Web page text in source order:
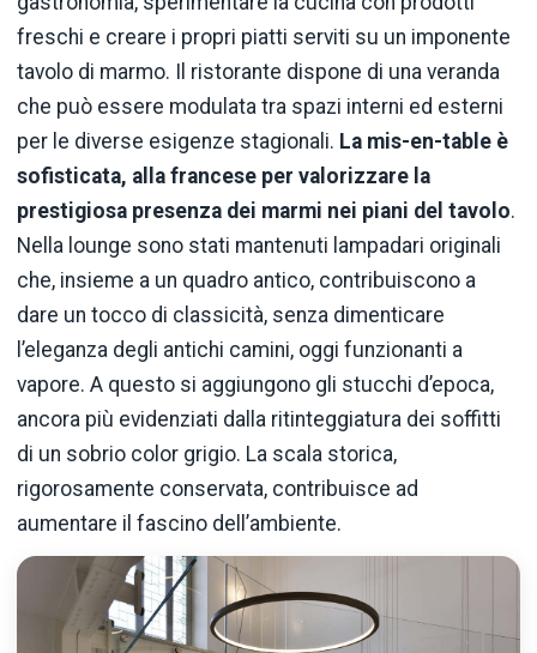
freschi e creare i propri piatti serviti su un imponente
tavolo di marmo. Il ristorante dispone di una veranda
che può essere modulata tra spazi interni ed esterni
per le diverse esigenze stagionali. La mis-en-table è
sofisticata, alla francese per valorizzare la
prestigiosa presenza dei marmi nei piani del tavolo.
Nella lounge sono stati mantenuti lampadari originali
che, insieme a un quadro antico, contribuiscono a
dare un tocco di classicità, senza dimenticare
l’eleganza degli antichi camini, oggi funzionanti a
vapore. A questo si aggiungono gli stucchi d’epoca,
ancora più evidenziati dalla ritinteggiatura dei soffitti
di un sobrio color grigio. La scala storica,
rigorosamente conservata, contribuisce ad
aumentare il fascino dell’ambiente.